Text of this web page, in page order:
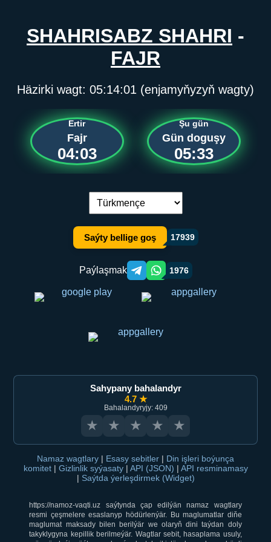
SHAHRISABZ SHAHRI -
FAJR
Häzirki wagt: 05:14:01 (enjamyňyzyň wagty)
Ertir
Fajr
04:03
Şu gün
Gün doguşy
05:33
Dil çalşyryş:
Saýty bellige goş 17939
Paýlaşmak Telegram orqali ulashish
WhatsApp orqali ulashish
1976
Sahypany bahalandyr
4.7 ★
Bahalandyryjy: 409
★ ★ ★ ★ ★
Namaz wagtlary | Esasy sebitler | Din işleri boýunça
komitet | Gizlinlik syýasaty | API (JSON) | API resminamasy
| Saýtda ýerleşdirmek (Widget)
https://namoz-vaqti.uz saýtynda çap edilýän namaz wagtlary
resmi çeşmelere esaslanyp hödürlenýär. Bu maglumatlar diňe
maglumat maksady bilen berilýär we olaryň dini taýdan doly
takyklygyna kepillik berilmeýär. Wagtlar sebit, hasaplama usuly,